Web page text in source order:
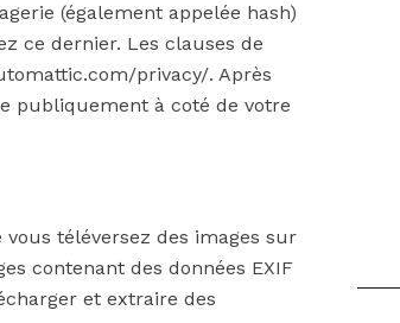
(également appelée hash)
ce dernier. Les clauses de
privacy/. Après
publiquement à coté de votre
téléversez des images sur
contenant des données EXIF
et extraire des